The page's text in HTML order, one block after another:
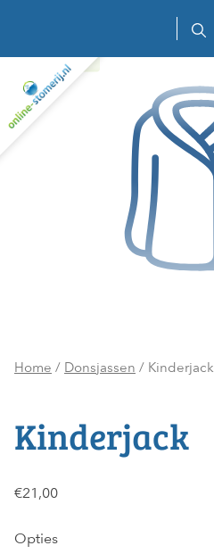
content
Home / Donsjassen / Kinderjack
Kinderjack
€21,00
Opties